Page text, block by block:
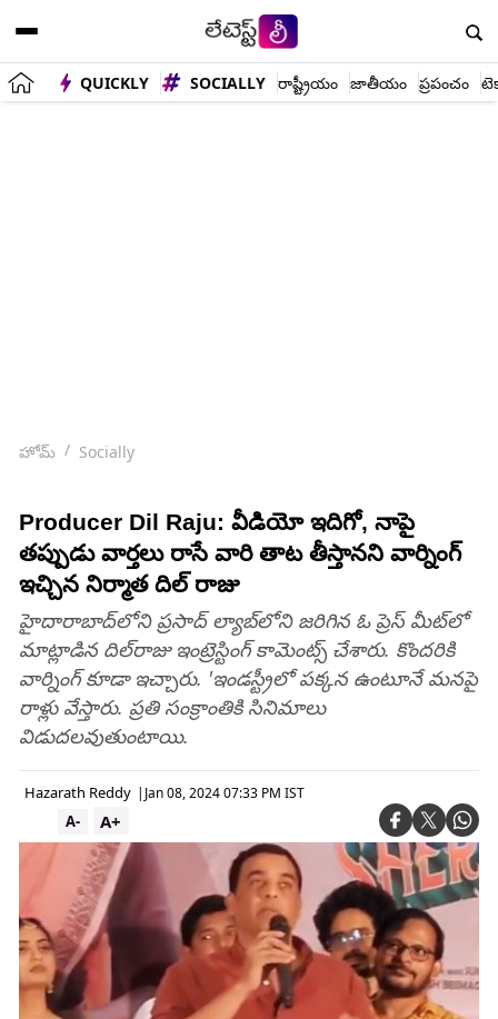
QUICKLY SOCIALLY రాష్ట్రీయం జాతీయం ప్రపంచం
హోమ్ Socially
Producer Dil Raju: వీడియో ఇదిగో, నాపై
తప్పుడు వార్తలు రాసే వారి తాట తీస్తానని వార్నింగ్
ఇచ్చిన నిర్మాత దిల్ రాజు
హైదారాబాద్‌లోని ప్రసాద్ ల్యాబ్‌లోని జరిగిన ఓ ప్రెస్ మీట్‌లో
మాట్లాడిన దిల్‌రాజు ఇంట్రెస్టింగ్ కామెంట్స్ చేశారు. కొందరికి
వార్నింగ్ కూడా ఇచ్చారు. 'ఇండస్ట్రీలో పక్కన ఉంటూనే మనపై
రాళ్లు వేస్తారు. ప్రతి సంక్రాంతికి సినిమాలు
విడుదలవుతుంటాయి.
Hazarath Reddy | Jan 08, 2024 07:33 PM IST
A+
A-